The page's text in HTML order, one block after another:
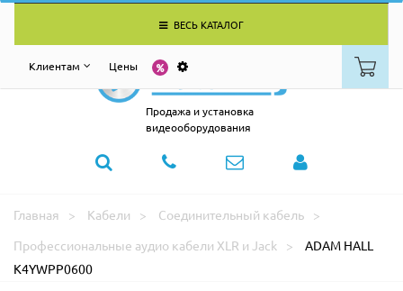
ВЕСЬ КАТАЛОГ
Клиентам Цены
Продажа и установка
видеооборудования
Главная Кабели
Соединительный кабель
Профессиональные аудио кабели XLR и Jack
ADAM HALL
K4YWPP0600